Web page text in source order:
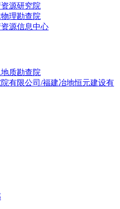
源研究院
理勘查院
源信息中心
质勘查院
有限公司/福建冶地恒元建设有